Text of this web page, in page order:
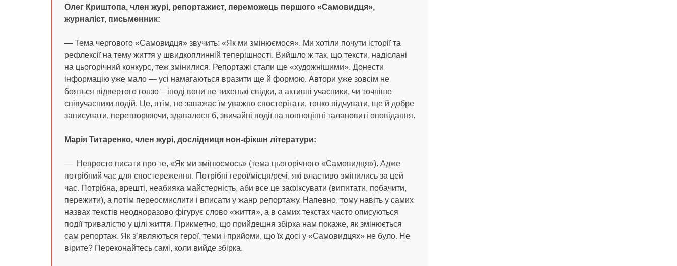
Олег Криштопа, член журі, репортажист, переможець першого «Самовидця»,
журналіст, письменник:
— Тема чергового «Самовидця» звучить: «Як ми змінюємося». Ми хотіли почути історії та
рефлексії на тему життя у швидкоплинній теперішності. Вийшло ж так, що тексти, надіслані
на цьогорічний конкурс, теж змінилися. Репортажі стали ще «художнішими». Донести
інформацію уже мало — усі намагаються вразити ще й формою. Автори уже зовсім не
бояться відвертого гонзо – іноді вони не тихенькі свідки, а активні учасники, чи точніше
співучасники подій. Це, втім, не заважає їм уважно спостерігати, тонко відчувати, ще й добре
записувати, перетворюючи, здавалося б, звичайні події на повноцінні талановиті оповідання.
Марія Титаренко, член журі, дослідниця нон-фікшн літератури:
— Непросто писати про те, «Як ми змінюємось» (тема цьогорічного «Самовидця»). Адже
потрібний час для спостереження. Потрібні герої/місця/речі, які властиво змінились за цей
час. Потрібна, врешті, неабияка майстерність, аби все це зафіксувати (випитати, побачити,
пережити), а потім переосмислити і вписати у жанр репортажу. Напевно, тому навіть у самих
назвах текстів неодноразово фігурує слово «життя», а в самих текстах часто описуються
події тривалістю у цілі життя. Прикметно, що прийдешня збірка нам покаже, як змінюється
сам репортаж. Як з’являються герої, теми і прийоми, що їх досі у «Самовидцях» не було. Не
вірите? Переконайтесь самі, коли вийде збірка.